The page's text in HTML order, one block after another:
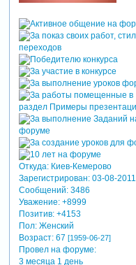
Откуда:Киев-Кемерово
Зарегистрирован: 03-08-2011
Сообщений:3486
Уважение: +8999
Позитив: +4153
Пол:Женский
Возраст:67 [1959-06-27]
Провел на форуме:
3 месяца 1 день